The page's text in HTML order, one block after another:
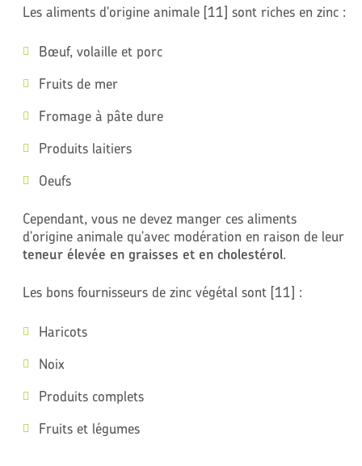
Les aliments d'origine animale [11] sont riches en zinc :
Bœuf, volaille et porc
Fruits de mer
Fromage à pâte dure
Produits laitiers
Oeufs
Cependant, vous ne devez manger ces aliments
d'origine animale qu'avec modération en raison de leur
teneur élevée en graisses et en cholestérol.
Les bons fournisseurs de zinc végétal sont [11] :
Haricots
Noix
Produits complets
Fruits et légumes